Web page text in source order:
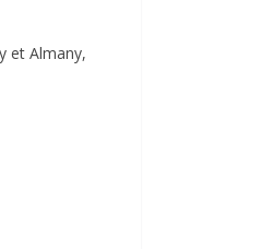
et Almany,